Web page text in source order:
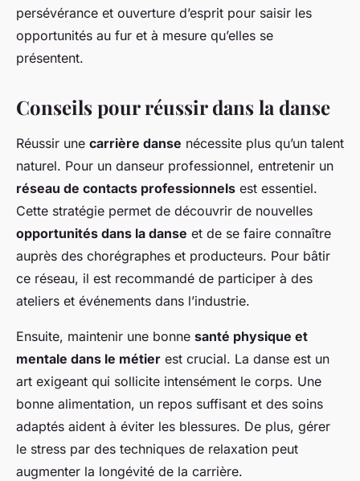
persévérance et ouverture d’esprit pour saisir les
opportunités au fur et à mesure qu’elles se
présentent.
Conseils pour réussir dans la danse
Réussir une carrière danse nécessite plus qu’un talent
naturel. Pour un danseur professionnel, entretenir un
réseau de contacts professionnels est essentiel.
Cette stratégie permet de découvrir de nouvelles
opportunités dans la danse et de se faire connaître
auprès des chorégraphes et producteurs. Pour bâtir
ce réseau, il est recommandé de participer à des
ateliers et événements dans l’industrie.
Ensuite, maintenir une bonne santé physique et
mentale dans le métier est crucial. La danse est un
art exigeant qui sollicite intensément le corps. Une
bonne alimentation, un repos suffisant et des soins
adaptés aident à éviter les blessures. De plus, gérer
le stress par des techniques de relaxation peut
augmenter la longévité de la carrière.